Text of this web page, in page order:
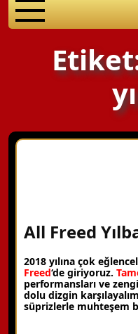
All Freed
2018 yılına çok
Freed‘de giriyoruz.
performansları ve
dolu dizgin
süprizlerle muhteşem